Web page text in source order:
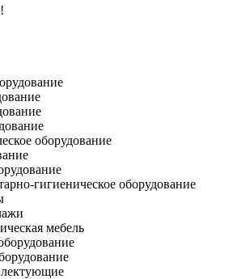
оборудование
гигиеническое оборудование
мебель